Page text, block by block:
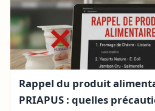
Rappel du produit
PRIAPUS : quelles